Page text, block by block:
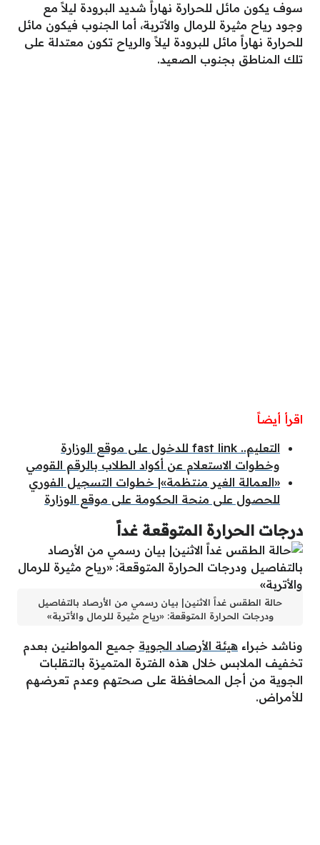
سوف يكون مائل للحرارة نهاراً شديد البرودة ليلاً مع
وجود رياح مثيرة للرمال والأتربة، أما الجنوب فيكون مائل
للحرارة نهاراً مائل للبرودة ليلاً والرياح تكون معتدلة على
تلك المناطق بجنوب الصعيد.
اقرأ أيضاً
التعليم.. fast link للدخول على موقع الوزارة
وخطوات الاستعلام عن أكواد الطلاب بالرقم القومي
«العمالة الغير منتظمة»| خطوات التسجيل الفوري
للحصول على منحة الحكومة على موقع الوزارة
درجات الحرارة المتوقعة غداً
حالة الطقس غداً الاثنين| بيان رسمي من الأرصاد بالتفاصيل
ودرجات الحرارة المتوقعة: «رياح مثيرة للرمال والأتربة»
وناشد خبراء هيئة الأرصاد الجوية جميع المواطنين بعدم
تخفيف الملابس خلال هذه الفترة المتميزة بالتقلبات
الجوية من أجل المحافظة على صحتهم وعدم تعرضهم
للأمراض.